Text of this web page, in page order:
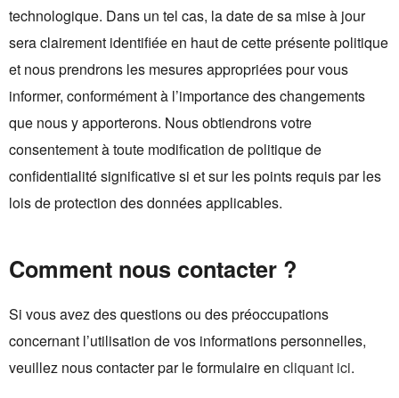
technologique. Dans un tel cas, la date de sa mise à jour
sera clairement identifiée en haut de cette présente politique
et nous prendrons les mesures appropriées pour vous
informer, conformément à l’importance des changements
que nous y apporterons. Nous obtiendrons votre
consentement à toute modification de politique de
confidentialité significative si et sur les points requis par les
lois de protection des données applicables.
Comment nous contacter ?
Si vous avez des questions ou des préoccupations
concernant l’utilisation de vos informations personnelles,
veuillez nous contacter par le formulaire en cliquant ici.